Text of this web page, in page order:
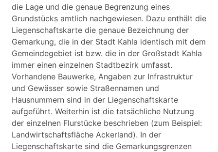
die Lage und die genaue Begrenzung eines
Grundstücks amtlich nachgewiesen. Dazu enthält die
Liegenschaftskarte die genaue Bezeichnung der
Gemarkung, die in der Stadt Kahla identisch mit dem
Gemeindegebiet ist bzw. die in der Großstadt Kahla
immer einen einzelnen Stadtbezirk umfasst.
Vorhandene Bauwerke, Angaben zur Infrastruktur
und Gewässer sowie Straßennamen und
Hausnummern sind in der Liegenschaftskarte
aufgeführt. Weiterhin ist die tatsächliche Nutzung
der einzelnen Flurstücke beschrieben (zum Beispiel:
Landwirtschaftsfläche Ackerland). In der
Liegenschaftskarte sind die Gemarkungsgrenzen